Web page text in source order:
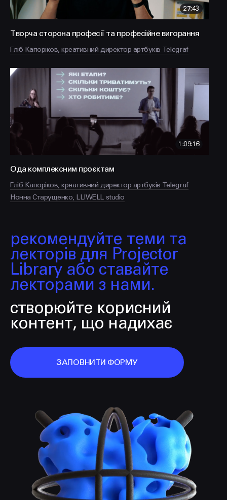
27:43
Творча сторона професії та професійне вигорання
Гліб Капоріков, креативний директор артбуків Telegraf
1:09:16
Ода комплексним проєктам
Гліб Капоріков, креативний директор артбуків Telegraf
Нонна Старущенко, LLIWELL studio
рекомендуйте теми та
лекторів для Projector
Library або ставайте
лекторами з нами.
створюйте корисний
контент, що надихає
ЗАПОВНИТИ ФОРМУ